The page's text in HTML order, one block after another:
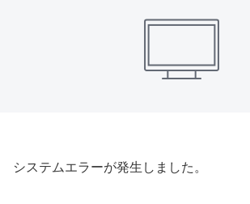
システムエラーが発生しました。